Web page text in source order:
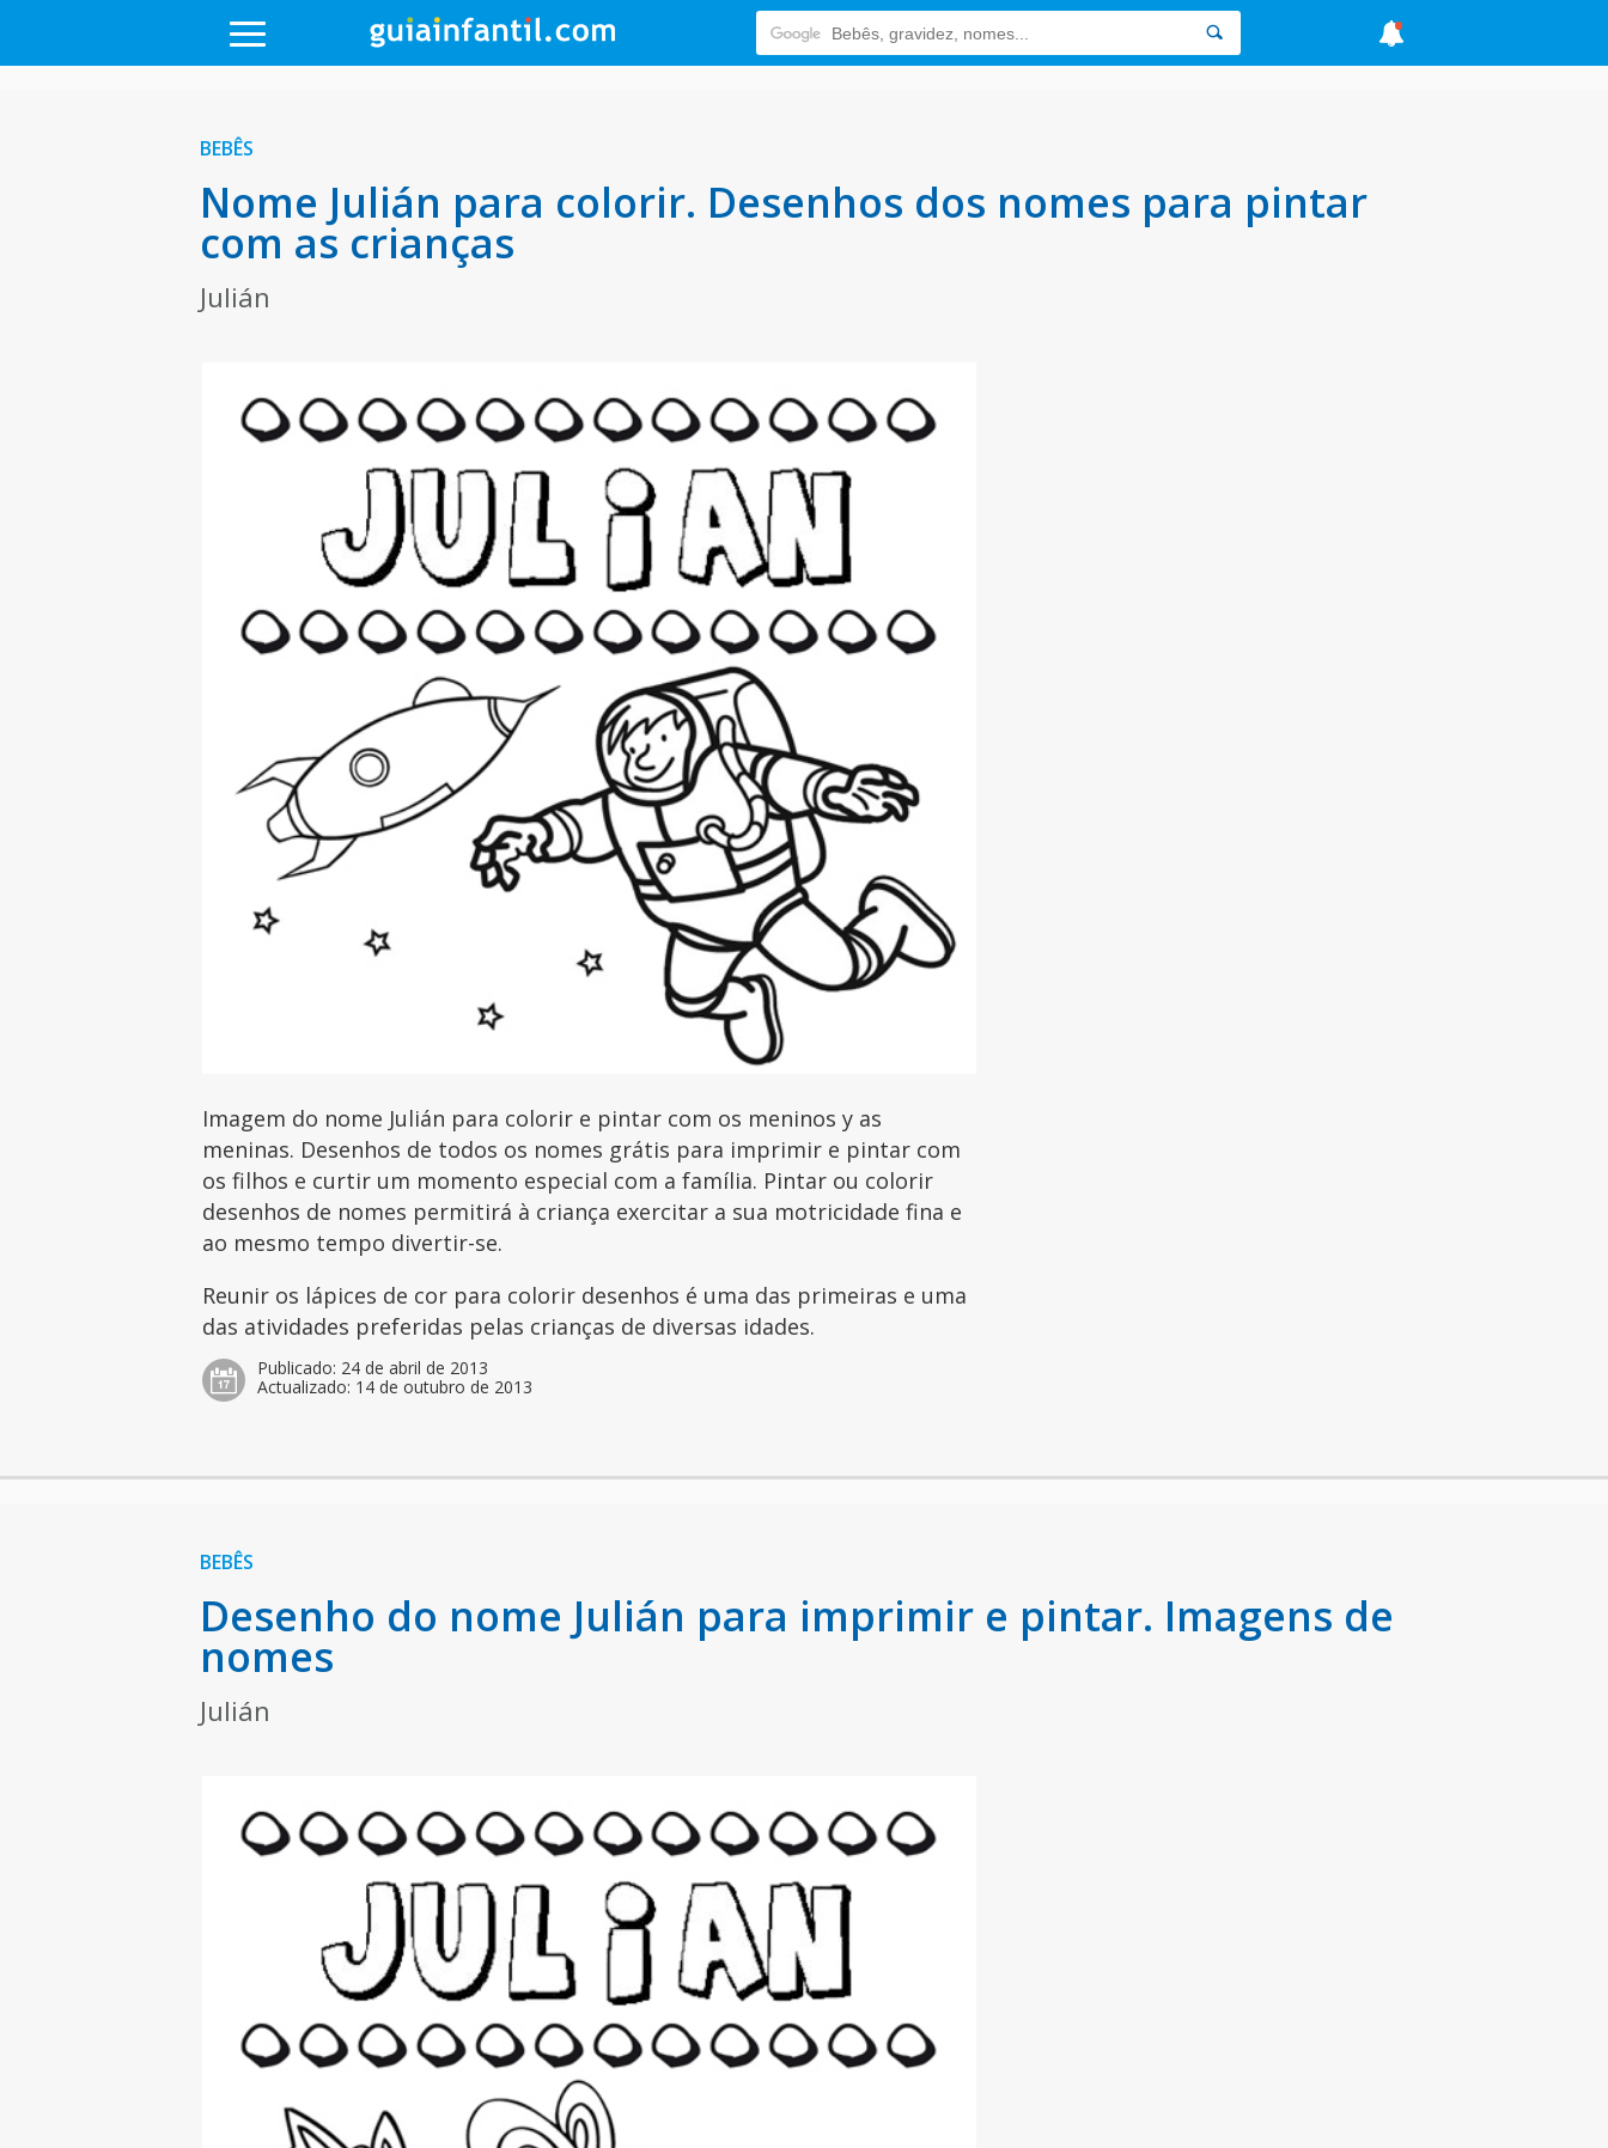
BEBÊS
Nome Julián para colorir. Desenhos dos nomes para pintar
com as crianças
Julián
Imagem do nome Julián para colorir e pintar com os meninos y as
meninas. Desenhos de todos os nomes grátis para imprimir e pintar com
os filhos e curtir um momento especial com a família. Pintar ou colorir
desenhos de nomes permitirá à criança exercitar a sua motricidade fina e
ao mesmo tempo divertir-se.
Reunir os lápices de cor para colorir desenhos é uma das primeiras e uma
das atividades preferidas pelas crianças de diversas idades.
Publicado: 24 de abril de 2013
Actualizado: 14 de outubro de 2013
BEBÊS
Desenho do nome Julián para imprimir e pintar. Imagens de
nomes
Julián